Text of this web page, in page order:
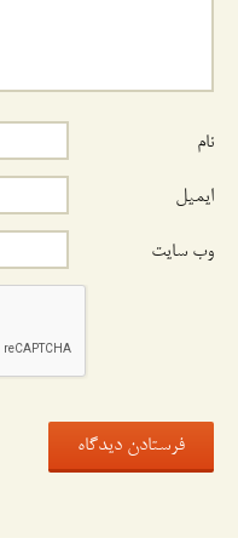
نام
ایمیل
وب‌ سایت